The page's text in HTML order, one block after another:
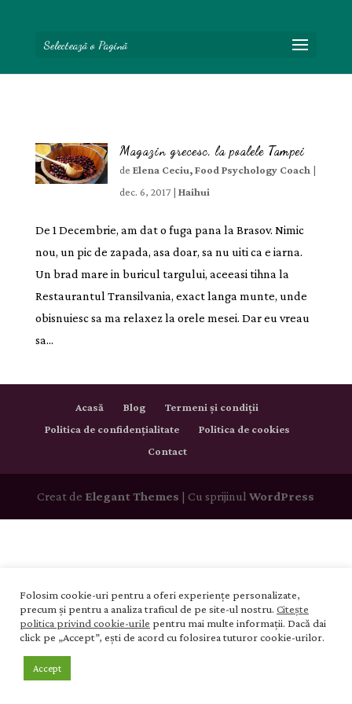
Selectează o Pagină
Magazin grecesc, la poalele Tampei
deElena Ceciu, Food Psychology Coach |
dec. 6, 2017 |Haihui
De 1 Decembrie, am dat o fuga pana la Brasov. Nimic
nou, un pic de zapada, asa doar, sa nu uiti ca e iarna.
Un brad mare in buricul targului, aceeasi tihna la
Restaurantul Transilvania, exact langa munte, unde
obisnuiesc sa ma relaxez la orele mesei. Dar eu vreau
sa...
Acasă Blog
Termeni și condiții
Politica de confidențialitate
Politica de cookies
Contact
Creat de Elegant Themes | Cu sprijinulWordPress
Folosim cookie-uri pentru a oferi experiențe personalizate,
precum și pentru a analiza traficul de pe site-ul nostru. Citește
politica privind cookie-urile pentru mai multe informații. Dacă dai
click pe „Accept”, ești de acord cu folosirea tuturor cookie-urilor.
Accept